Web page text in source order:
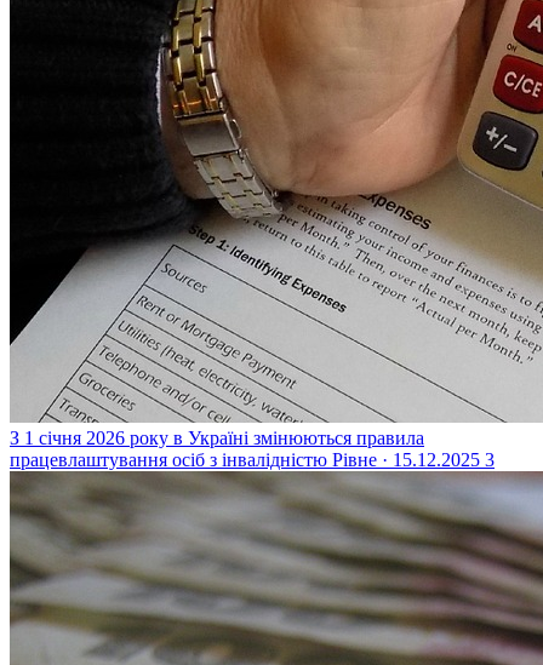
З 1 січня 2026 року в Україні змінюються правила
працевлаштування осіб з інвалідністю Рівне · 15.12.2025 3